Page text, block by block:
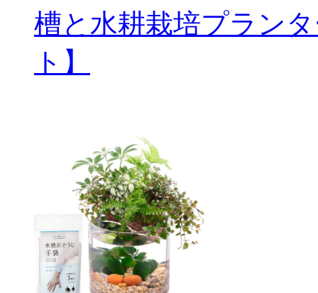
槽と水耕栽培プラン
ト】